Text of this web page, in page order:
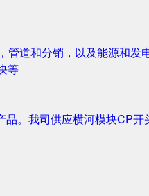
道和分销，以及能源和发
等
。我司供应横河模块CP开